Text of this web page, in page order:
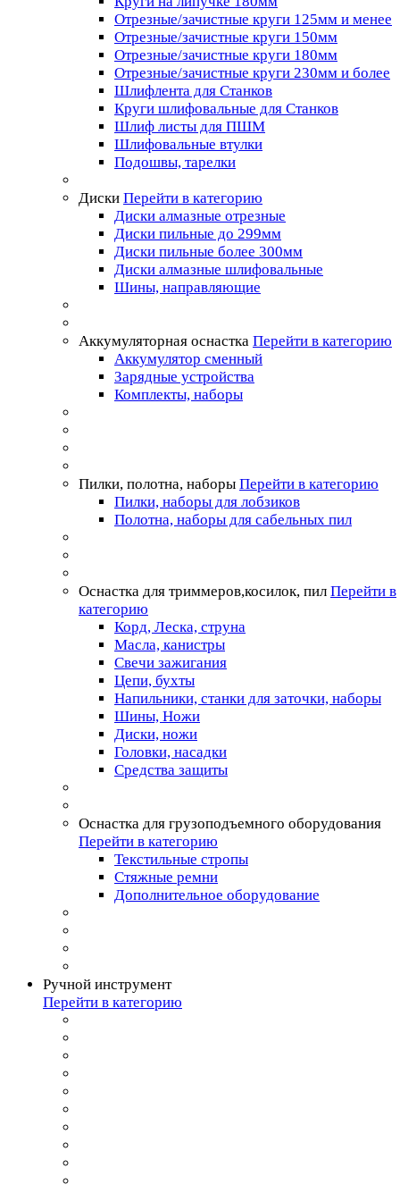
Отрезные/зачистные круги 125мм и менее
Отрезные/зачистные круги 150мм
Отрезные/зачистные круги 180мм
Отрезные/зачистные круги 230мм и более
Шлифлента для Станков
Круги шлифовальные для Станков
Шлиф листы для ПШМ
Шлифовальные втулки
Подошвы, тарелки
Диски Перейти в категорию
Диски алмазные отрезные
Диски пильные до 299мм
Диски пильные более 300мм
Диски алмазные шлифовальные
Шины, направляющие
Аккумуляторная оснастка Перейти в категорию
Аккумулятор сменный
Зарядные устройства
Комплекты, наборы
Пилки, полотна, наборы Перейти в категорию
Пилки, наборы для лобзиков
Полотна, наборы для сабельных пил
Оснастка для триммеров,косилок, пил Перейти в
категорию
Корд, Леска, струна
Масла, канистры
Свечи зажигания
Цепи, бухты
Напильники, станки для заточки, наборы
Шины, Ножи
Диски, ножи
Головки, насадки
Средства защиты
Оснастка для грузоподъемного оборудования
Перейти в категорию
Текстильные стропы
Стяжные ремни
Дополнительное оборудование
Ручной инструмент
Перейти в категорию